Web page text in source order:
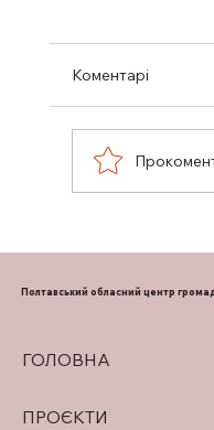
Коментарі
ГОЛОВНА
ПРОЄКТИ
Полтавський обласний центр